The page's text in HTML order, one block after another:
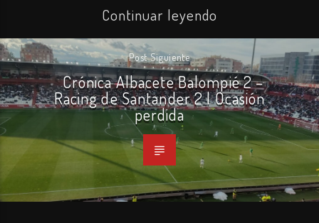
Continuar leyendo
Post Siguiente
Crónica Albacete Balompié 2 –
Racing de Santander 2 | Ocasión
perdida